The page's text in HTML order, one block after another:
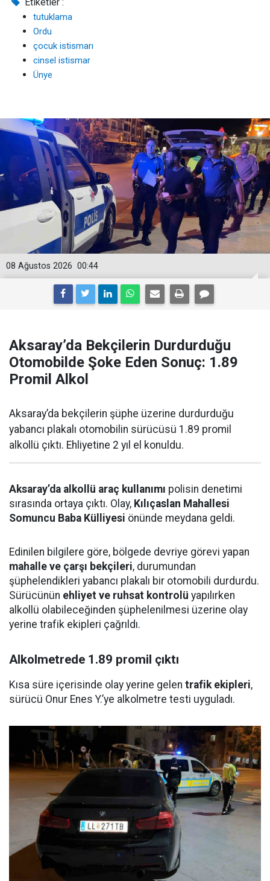
tutuklama
Ordu
çocuk istismarı
cinsel istismar
Ünye
00:44
08 Ağustos 2026
Aksaray’da Bekçilerin Durdurduğu
Otomobilde Şoke Eden Sonuç: 1.89
Promil Alkol
Aksaray’da bekçilerin şüphe üzerine durdurduğu
yabancı plakalı otomobilin sürücüsü 1.89 promil
alkollü çıktı. Ehliyetine 2 yıl el konuldu.
Aksaray’da alkollü araç kullanımı polisin denetimi
sırasında ortaya çıktı. Olay, Kılıçaslan Mahallesi
Somuncu Baba Külliyesi önünde meydana geldi.
Edinilen bilgilere göre, bölgede devriye görevi yapan
mahalle ve çarşı bekçileri, durumundan
şüphelendikleri yabancı plakalı bir otomobili durdurdu.
Sürücünün ehliyet ve ruhsat kontrolü yapılırken
alkollü olabileceğinden şüphelenilmesi üzerine olay
yerine trafik ekipleri çağrıldı.
Alkolmetrede 1.89 promil çıktı
Kısa süre içerisinde olay yerine gelen trafik ekipleri,
sürücü Onur Enes Y.’ye alkolmetre testi uyguladı.